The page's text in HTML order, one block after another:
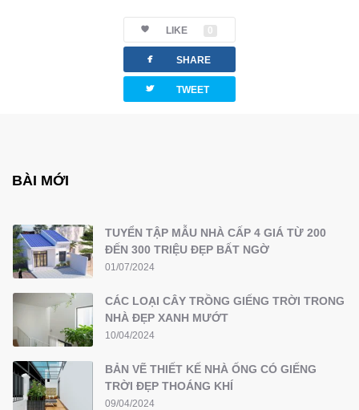
LIKE 0
facebook SHARE
twitterbird TWEET
BÀI MỚI
TUYỂN TẬP MẪU NHÀ CẤP 4 GIÁ TỪ 200
ĐẾN 300 TRIỆU ĐẸP BẤT NGỜ
01/07/2024
CÁC LOẠI CÂY TRỒNG GIẾNG TRỜI TRONG
NHÀ ĐẸP XANH MƯỚT
10/04/2024
BẢN VẼ THIẾT KẾ NHÀ ỐNG CÓ GIẾNG
TRỜI ĐẸP THOÁNG KHÍ
09/04/2024